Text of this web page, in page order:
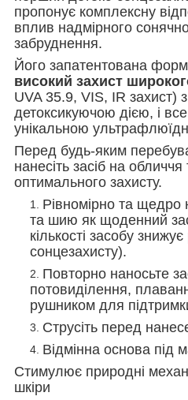
пропонує комплексну
вплив надмірного
забруднення.
Його запатентована
високий захист
UVA 35.9, VIS, IR захист)
детоксикуючою дією, і все
унікальною
Перед будь-яким
нанесіть засіб на
оптимального захисту.
Рівномірно та щедро
та шию як щоденний
кількості засобу знижує
сонцезахисту).
Повторно наносьте
потовиділення,
рушником для
Струсіть перед
Відмінна основа під
Стимулює природні
шкіри